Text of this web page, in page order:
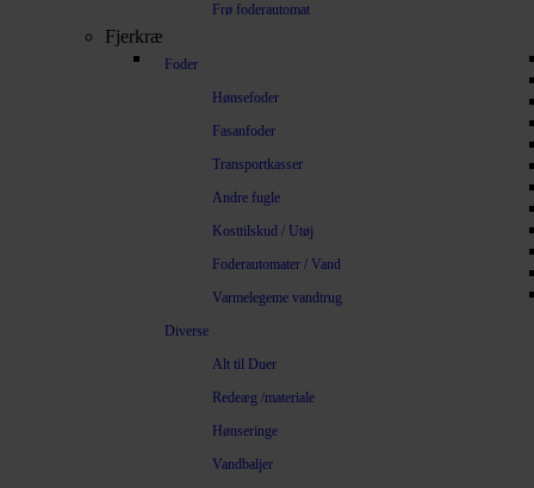
Frø foderautomat
Fjerkræ
Foder
Hønsefoder
Fasanfoder
Transportkasser
Andre fugle
Kosttilskud / Utøj
Foderautomater / Vand
Varmelegeme vandtrug
Diverse
Alt til Duer
Redeæg /materiale
Hønseringe
Vandbaljer